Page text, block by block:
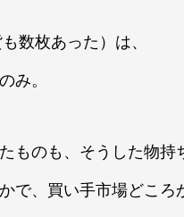
数枚あった）は、
み。
ものも、そうした物持
で、買い手市場どころ